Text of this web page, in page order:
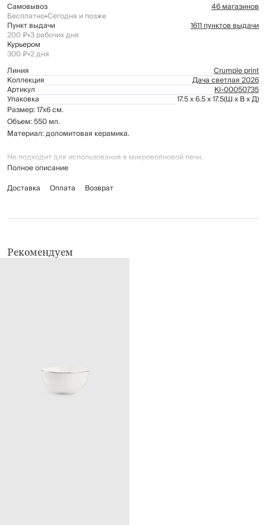
Самовывоз 46 магазинов
Бесплатно•Сегодня и позже
Пункт выдачи 1611 пунктов выдачи
200 ₽•3 рабочих дня
Курьером
300 ₽•2 дня
Линия
Crumple print
Коллекция Дача светлая 2026
Артикул Kl-00050735
Упаковка 17.5 x 6.5 x 17.5(Ш x В x Д)
Размер: 17х6 см.
Объем: 550 мл.
Материал: доломитовая керамика.
Не подходит для использования в микроволновой печи.
Рекомендации по уходу:
не использовать для ухода абразивные чистящие средства и
нельзя мыть в посудомоечной машине
Полное описание
Доставка
Оплата Возврат
Рекомендуем